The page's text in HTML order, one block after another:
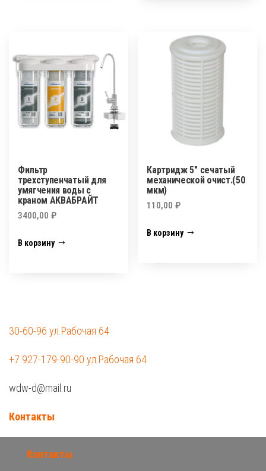
Фильтр
трехступенчатый для
умягчения воды с
краном АКВАБРАЙТ
3400,00 ₽
В корзину
Картридж 5″ сечатый
механической очист.(50
мкм)
110,00₽
В корзину
30-60-96 ул.Рабочая 64
+7 927-179-90-90 ул.Рабочая 64
wdw-d@mail.ru
Контакты
Контакты